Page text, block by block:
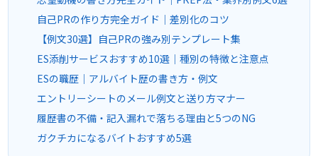
自己PRの作り方完全ガイド｜差別化のコツ
【例文30選】自己PRの強み別テンプレート集
ES添削サービスおすすめ10選｜種別の特徴と注意点
ESの職歴｜アルバイト歴の書き方・例文
エントリーシートのメール例文と送り方マナー
履歴書の不備・記入漏れで落ちる理由と5つのNG
ガクチカになるバイトおすすめ5選